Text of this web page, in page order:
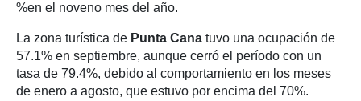
%en el noveno mes del año.
La zona turística de Punta Cana tuvo una ocupación de
57.1% en septiembre, aunque cerró el período con un
tasa de 79.4%, debido al comportamiento en los meses
de enero a agosto, que estuvo por encima del 70%.